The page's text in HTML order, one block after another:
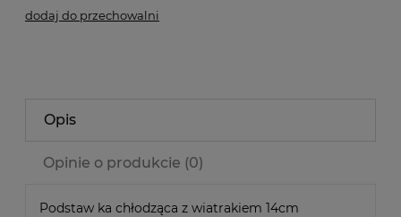
dodaj do przechowalni
Opis
Opinie o produkcie (0)
Podstaw ka chłodząca z wiatrakiem 14cm